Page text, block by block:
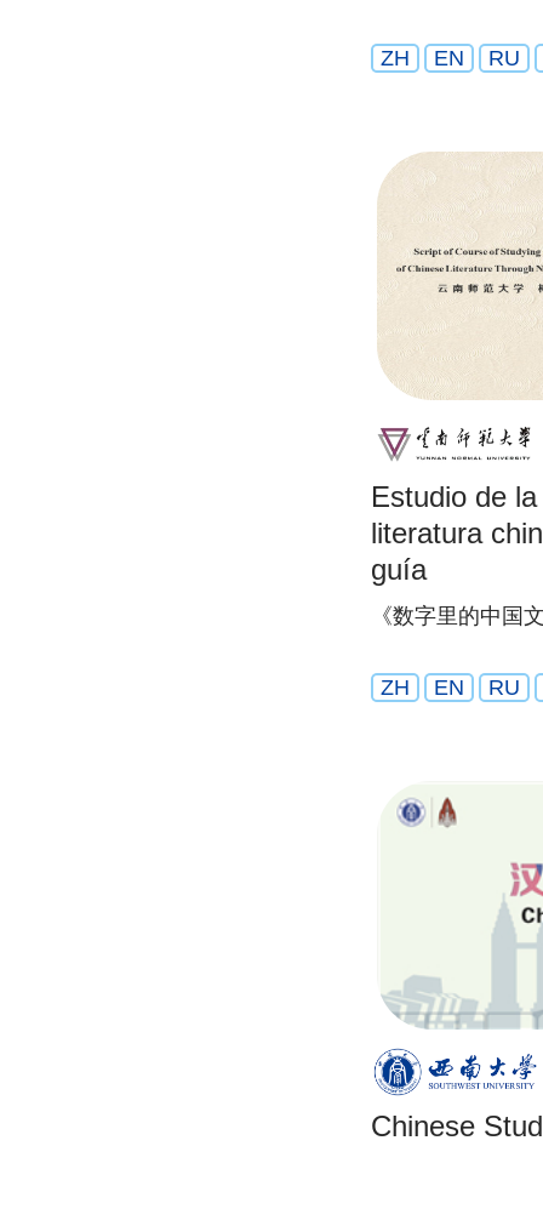
ZH EN RU
Estudio de
literatura
guía
《数字里的中国
ZH EN RU
Chinese